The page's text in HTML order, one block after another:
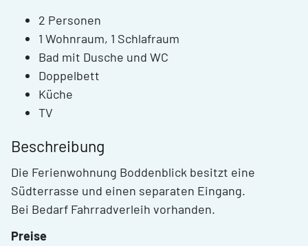
2 Personen
1 Wohnraum, 1 Schlafraum
Bad mit Dusche und WC
Doppelbett
Küche
TV
Beschreibung
Die Ferienwohnung Boddenblick besitzt eine
Südterrasse und einen separaten Eingang.
Bei Bedarf Fahrradverleih vorhanden.
Preise